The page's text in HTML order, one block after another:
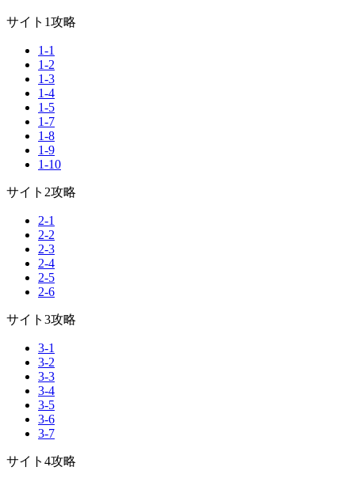
サイト1攻略
1-1
1-2
1-3
1-4
1-5
1-7
1-8
1-9
1-10
サイト2攻略
2-1
2-2
2-3
2-4
2-5
2-6
サイト3攻略
3-1
3-2
3-3
3-4
3-5
3-6
3-7
サイト4攻略